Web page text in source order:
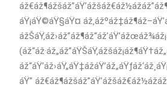
áŸ¡áŸ©áŸ§áŸ¤
áŸ”